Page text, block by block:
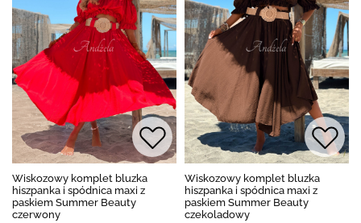
Wiskozowy komplet bluzka
hiszpanka i spódnica maxi z
paskiem Summer Beauty
czerwony
Wiskozowy komplet bluzka
hiszpanka i spódnica maxi z
paskiem Summer Beauty
czekoladowy